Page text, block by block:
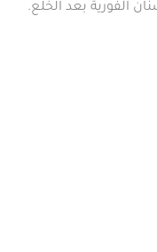
الفورية بعد الخلع.